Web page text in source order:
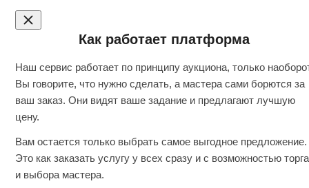
Как работает платформа
Наш сервис работает по принципу аукциона, только
Вы говорите, что нужно сделать, а мастера сами борются за
ваш заказ. Они видят ваше задание и предлагают лучшую
цену.
Вам остается только выбрать самое выгодное предложение.
Это как заказать услугу у всех сразу и с возможностью торга
и выбора мастера.